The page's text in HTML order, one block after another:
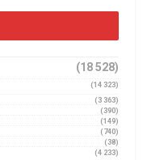
(18 528)
(14 323)
(3 363)
(390)
(149)
(740)
(38)
(4 233)